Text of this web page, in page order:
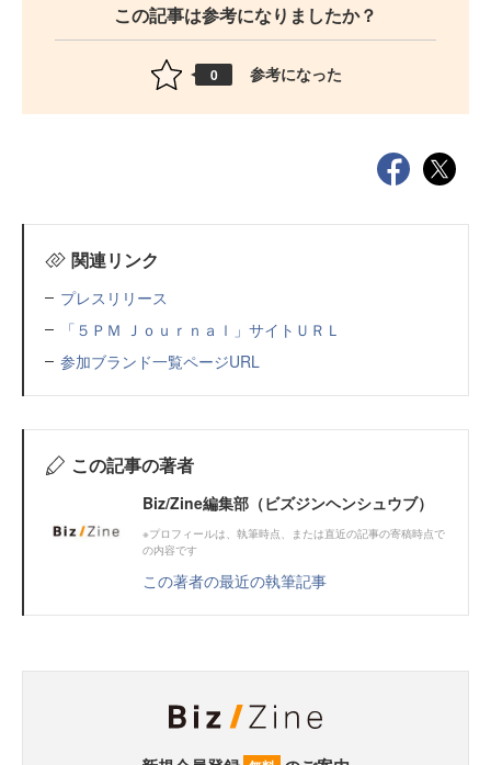
この記事は参考になりましたか？
0 参考になった
関連リンク
プレスリリース
「５ＰＭ Ｊｏｕｒｎａｌ」サイトＵＲＬ
参加ブランド一覧ページURL
この記事の著者
Biz/Zine編集部（ビズジンヘンシュウブ）
※プロフィールは、執筆時点、または直近の記事の寄稿時点で
の内容です
この著者の最近の執筆記事